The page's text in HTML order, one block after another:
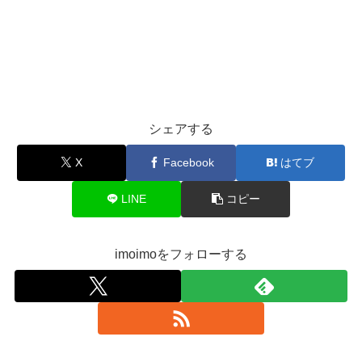
シェアする
X Facebook はてブ
LINE コピー
imoimoをフォローする